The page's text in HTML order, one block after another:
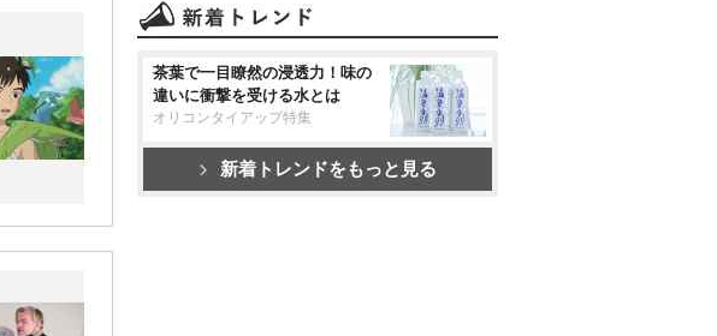
茶葉で一目瞭然の浸透力！味の
違いに衝撃を受ける水とは
オリコンタイアップ特集
新着トレンドをもっと見る